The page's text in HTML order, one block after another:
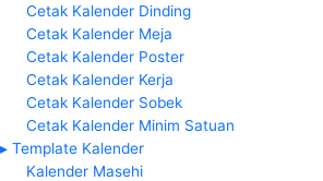
Cetak Kalender Dinding
Cetak Kalender Meja
Cetak Kalender Poster
Cetak Kalender Kerja
Cetak Kalender Sobek
Cetak Kalender Minim Satuan
▸ Template Kalender
Kalender Masehi